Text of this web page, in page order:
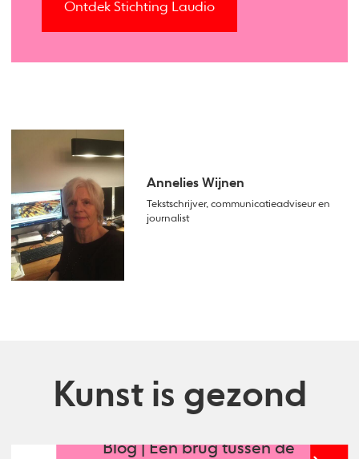
Ontdek Stichting Laudio
Annelies Wijnen
Tekstschrijver, communicatieadviseur en
journalist
Kunst is gezond
Blog | Een brug tussen de